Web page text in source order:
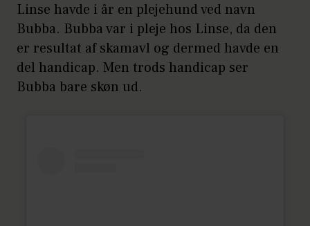
Linse havde i år en plejehund ved navn
Bubba. Bubba var i pleje hos Linse, da den
er resultat af skamavl og dermed havde en
del handicap. Men trods handicap ser
Bubba bare skøn ud.